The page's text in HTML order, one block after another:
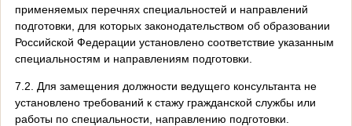
применяемых перечнях специальностей и направлений
подготовки, для которых законодательством об образовании
Российской Федерации установлено соответствие указанным
специальностям и направлениям подготовки.
7.2. Для замещения должности ведущего консультанта не
установлено требований к стажу гражданской службы или
работы по специальности, направлению подготовки.